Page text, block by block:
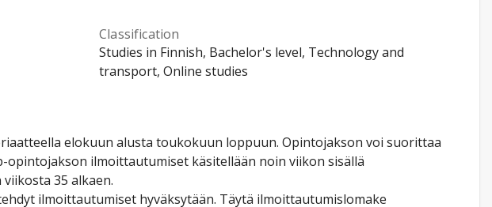
Classification
Studies in Finnish, Bachelor's level, Technology and
transport, Online studies
elokuun alusta toukokuun loppuun. Opintojakson voi suorittaa
ilmoittautumiset käsitellään noin viikon sisällä
35 alkaen.
ilmoittautumiset hyväksytään. Täytä ilmoittautumislomake